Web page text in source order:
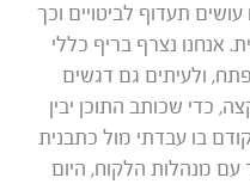
תעדוף לביטויים וכך
אנחנו נצרף בריף כללי
ולעיתים גם דגשים
כדי שכותב התוכן יבין
בו עבדתי מול כתבנית
מנהלות הלקוח, היום